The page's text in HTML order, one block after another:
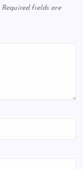
Required fields are